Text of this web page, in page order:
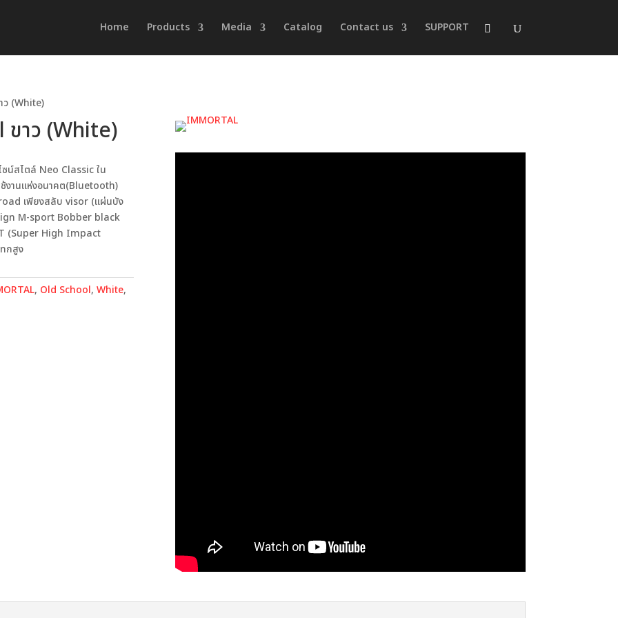
Home Products Media Catalog Contact us SUPPORT
(White)
าว (White)
สไตล์ Neo Classic ใน
งานแห่งอนาคต(Bluetooth)
เพียงสลับ visor (แผ่นบัง
M-sport Bobber black
(Super High Impact
กสูง
, Old School,White,